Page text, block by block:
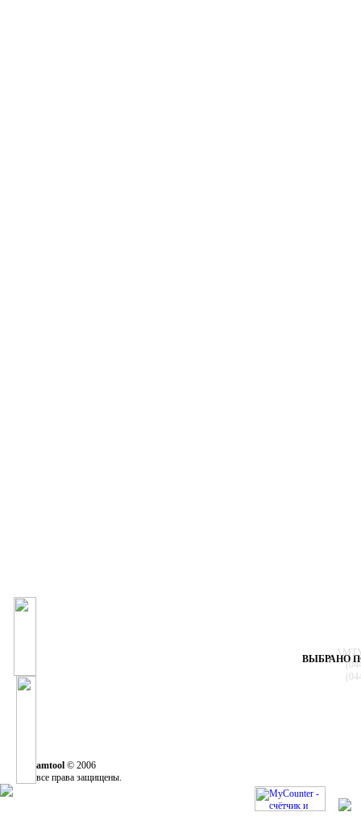
ВЫБРАНО
amtool © 2006
все права защищены.